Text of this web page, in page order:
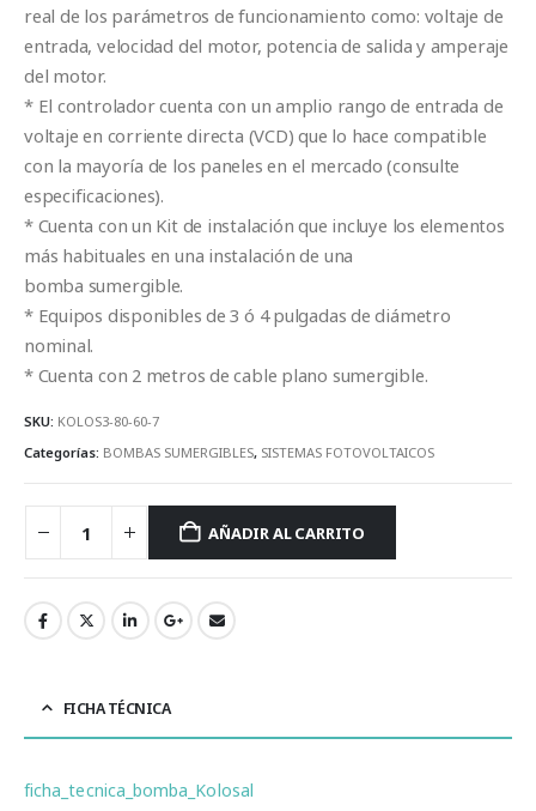
real de los parámetros de funcionamiento como: voltaje de
entrada, velocidad del motor, potencia de salida y amperaje
del motor.
* El controlador cuenta con un amplio rango de entrada de
voltaje en corriente directa (VCD) que lo hace compatible
con la mayoría de los paneles en el mercado (consulte
especificaciones).
* Cuenta con un Kit de instalación que incluye los elementos
más habituales en una instalación de una
bomba sumergible.
* Equipos disponibles de 3 ó 4 pulgadas de diámetro
nominal.
* Cuenta con 2 metros de cable plano sumergible.
SKU: KOLOS3-80-60-7
Categorías: BOMBAS SUMERGIBLES, SISTEMAS FOTOVOLTAICOS
AÑADIR AL CARRITO
FICHA TÉCNICA
ficha_tecnica_bomba_Kolosal